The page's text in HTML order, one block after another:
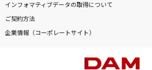
インフォマティブデータの取得について
ご契約方法
企業情報（コーポレートサイト）